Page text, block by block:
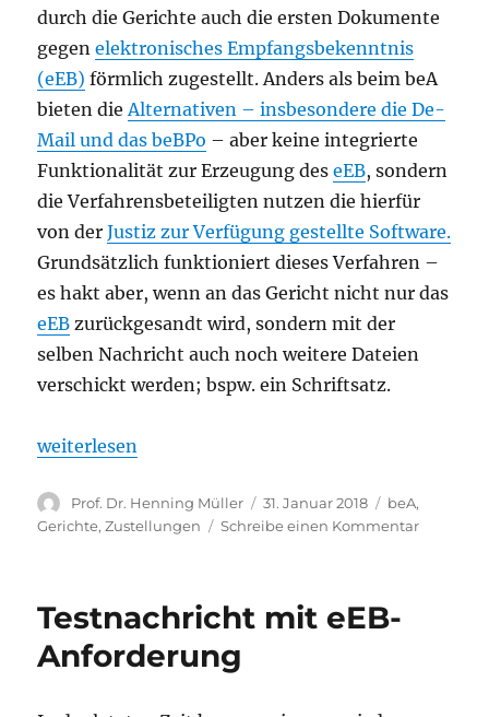
durch die Gerichte auch die ersten Dokumente
gegenelektronisches Empfangsbekenntnis
(eEB) förmlich zugestellt. Anders als beim beA
bieten dieAlternativen – insbesondere die De-
Mail und das beBPo – aber keine integrierte
Funktionalität zur Erzeugung deseEB, sondern
die Verfahrensbeteiligten nutzen die hierfür
von derJustiz zur Verfügung gestellte Software.
Grundsätzlich funktioniert dieses Verfahren –
es hakt aber, wenn an das Gericht nicht nur das
eEB zurückgesandt wird, sondern mit der
selben Nachricht auch noch weitere Dateien
verschickt werden; bspw. ein Schriftsatz.
„Bei Rücksendung des eEB keine weiteren Dateien
weiterlesen
Autor
Prof. Dr. Henning Müller
Veröffentlicht
am
31. Januar 2018 Kategorien
beA,
Gerichte,Zustellungen Schreibe einen Kommentarzu
Testnachricht mit eEB-
Anforderung